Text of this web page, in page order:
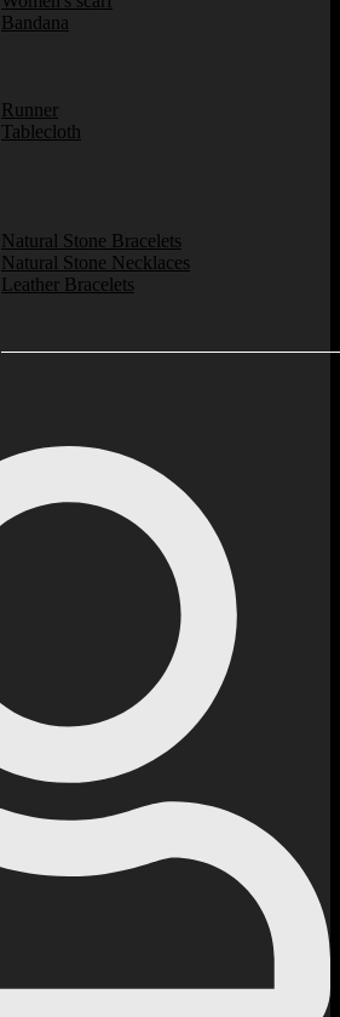
Bandana
Runner
Tablecloth
Natural Stone Bracelets
Natural Stone Necklaces
Leather Bracelets